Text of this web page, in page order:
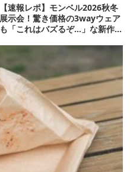
【速報レポ】モンベル2026秋冬
展示会！驚き価格の3wayウェア
も「これはバズるぞ…」な新作